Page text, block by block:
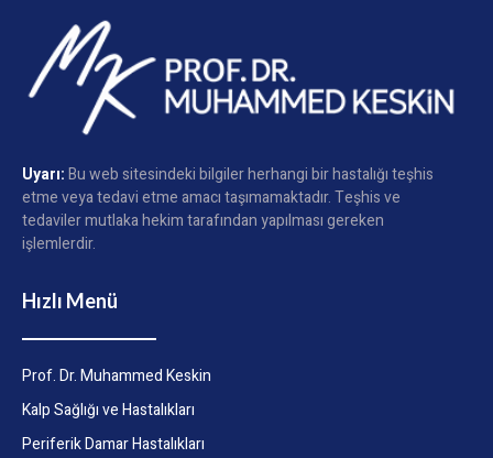
Uyarı:Bu web sitesindeki bilgiler herhangi bir hastalığı teşhis
etme veya tedavi etme amacı taşımamaktadır. Teşhis ve
tedaviler mutlaka hekim tarafından yapılması gereken
işlemlerdir.
Hızlı Menü
Prof. Dr. Muhammed Keskin
Kalp Sağlığı ve Hastalıkları
Periferik Damar Hastalıkları